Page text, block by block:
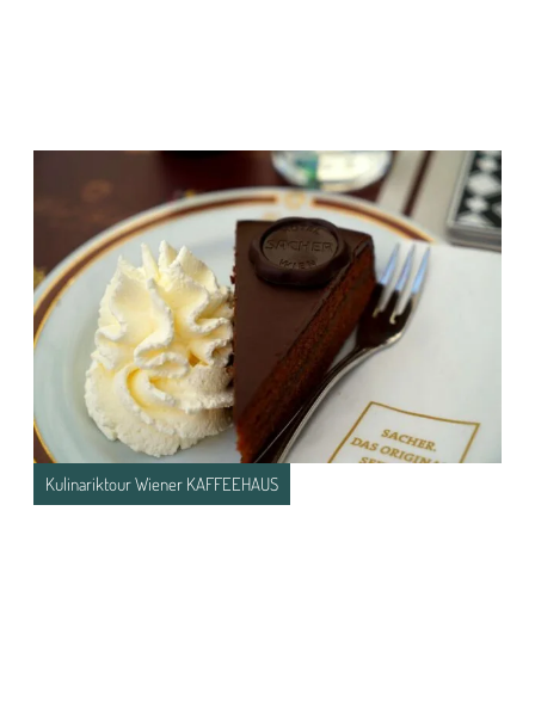
Kulinariktour Wiener KAFFEEHAUS